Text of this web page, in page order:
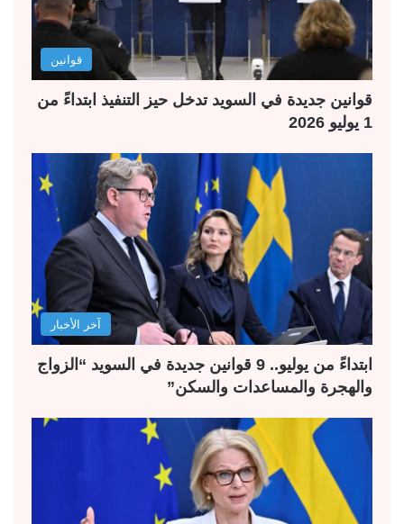
قوانين
قوانين جديدة في السويد تدخل حيز التنفيذ ابتداءً من
1 يوليو 2026
آخر الأخبار
ابتداءً من يوليو.. 9 قوانين جديدة في السويد “الزواج
والهجرة والمساعدات والسكن”